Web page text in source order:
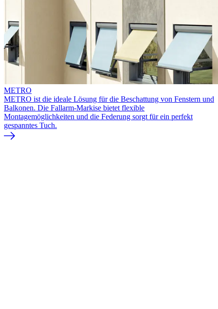
METRO
METRO ist die ideale Lösung für die Beschattung von Fenstern und
Balkonen. Die Fallarm-Markise bietet flexible
Montagemöglichkeiten und die Federung sorgt für ein perfekt
gespanntes Tuch.